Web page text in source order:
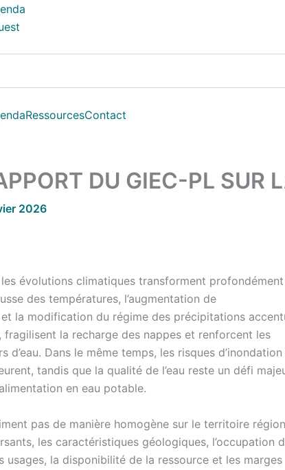
RessourcesContact
DU GIEC-PL SUR
2026
les évolutions climatiques transforment
des températures, l’augmentation de
et la modification du régime des précipitations
fragilisent la recharge des nappes et renforcent les
d’eau. Dans le même temps, les risques
tandis que la qualité de l’eau reste un défi
en eau potable.
pas de manière homogène sur le territoire
les caractéristiques géologiques, l’occupation
usages, la disponibilité de la ressource et les marges